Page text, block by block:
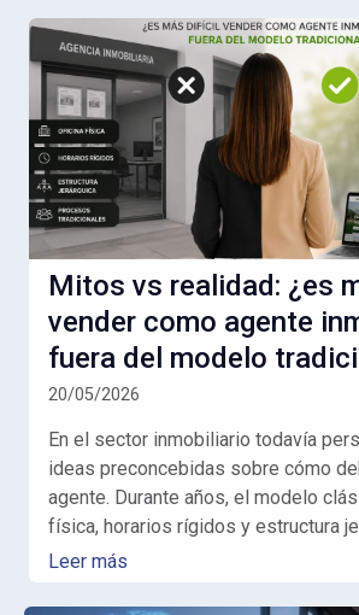
Mitos vs realidad: ¿es
vender como agente
fuera del modelo
20/05/2026
En el sector inmobiliario todavía
ideas preconcebidas sobre cómo
agente. Durante años, el modelo
física, horarios rígidos y estructura
Leer más